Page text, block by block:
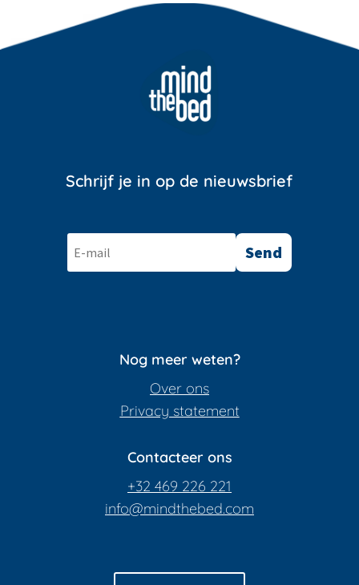
Schrijf je in op de nieuwsbrief
Send
Nog meer weten?
Over ons
Privacy statement
Contacteer ons
+32 469 226 221
info@mindthebed.com